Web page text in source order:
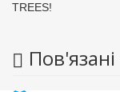
TREES!